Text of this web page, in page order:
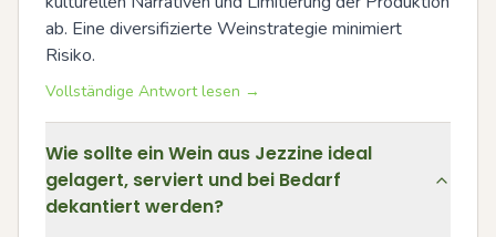
ab. Eine diversifizierte Weinstrategie minimiert
Risiko.
Vollständige Antwort lesen →
Wie sollte ein Wein aus Jezzine ideal
gelagert, serviert und bei Bedarf
dekantiert werden?